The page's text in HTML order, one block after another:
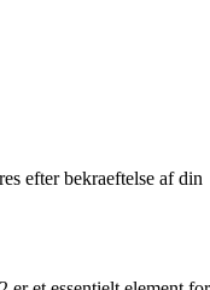
efter bekraeftelse af din